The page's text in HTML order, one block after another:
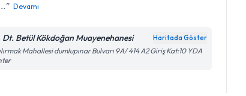
Devamı
Dt. Betül Kökdoğan Muayenehanesi Haritada Göster
Mahallesi dumlupınar Bulvarı 9A/ 414 A2 Giriş Kat:10 YDA